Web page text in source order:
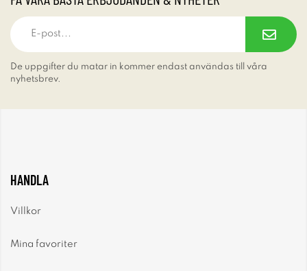
De uppgifter du matar in kommer endast användas till våra
nyhetsbrev.
HANDLA
Villkor
Mina favoriter